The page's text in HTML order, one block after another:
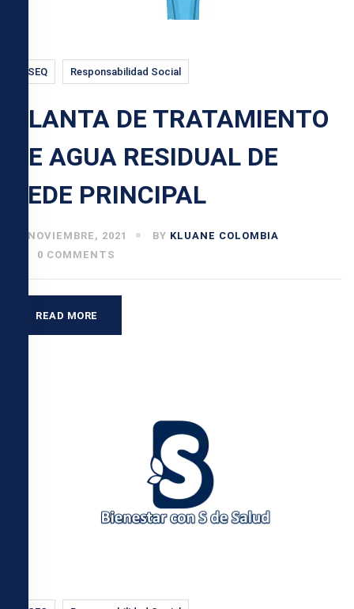
HSEQ Responsabilidad Social
PLANTA DE TRATAMIENTO
DE AGUA RESIDUAL DE
SEDE PRINCIPAL
26 NOVIEMBRE, 2021 BY KLUANE COLOMBIA
0 COMMENTS
READ MORE